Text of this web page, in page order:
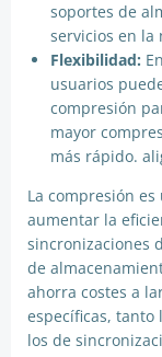
soportes de
servicios en la
Flexibilidad:
usuarios
compresión
mayor
más rápido.
La compresión
aumentar la
sincronizaciones
de
ahorra costes a
específicas, tanto
los de